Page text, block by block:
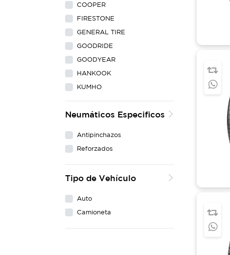
COOPER
FIRESTONE
GENERAL TIRE
GOODRIDE
GOODYEAR
HANKOOK
KUMHO
LING LONG
MAXXIS
YOKOHAMA
Neumáticos Especificos
Antipinchazos
Reforzados
Tipo de Vehículo
Auto
Camioneta